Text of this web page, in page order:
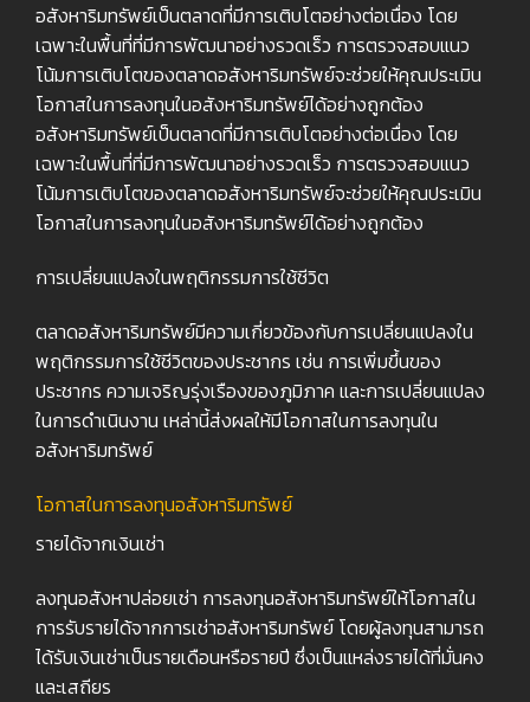
อสังหาริมทรัพย์เป็นตลาดที่มีการเติบโตอย่างต่อเนื่อง โดย
เฉพาะในพื้นที่ที่มีการพัฒนาอย่างรวดเร็ว การตรวจสอบแนว
โน้มการเติบโตของตลาดอสังหาริมทรัพย์จะช่วยให้คุณประเมิน
โอกาสในการลงทุนในอสังหาริมทรัพย์ได้อย่างถูกต้อง
อสังหาริมทรัพย์เป็นตลาดที่มีการเติบโตอย่างต่อเนื่อง โดย
เฉพาะในพื้นที่ที่มีการพัฒนาอย่างรวดเร็ว การตรวจสอบแนว
โน้มการเติบโตของตลาดอสังหาริมทรัพย์จะช่วยให้คุณประเมิน
โอกาสในการลงทุนในอสังหาริมทรัพย์ได้อย่างถูกต้อง
การเปลี่ยนแปลงในพฤติกรรมการใช้ชีวิต
ตลาดอสังหาริมทรัพย์มีความเกี่ยวข้องกับการเปลี่ยนแปลงใน
พฤติกรรมการใช้ชีวิตของประชากร เช่น การเพิ่มขึ้นของ
ประชากร ความเจริญรุ่งเรืองของภูมิภาค และการเปลี่ยนแปลง
ในการดำเนินงาน เหล่านี้ส่งผลให้มีโอกาสในการลงทุนใน
อสังหาริมทรัพย์
โอกาสในการลงทุนอสังหาริมทรัพย์
รายได้จากเงินเช่า
ลงทุนอสังหาปล่อยเช่า การลงทุนอสังหาริมทรัพย์ให้โอกาสใน
การรับรายได้จากการเช่าอสังหาริมทรัพย์ โดยผู้ลงทุนสามารถ
ได้รับเงินเช่าเป็นรายเดือนหรือรายปี ซึ่งเป็นแหล่งรายได้ที่มั่นคง
และเสถียร